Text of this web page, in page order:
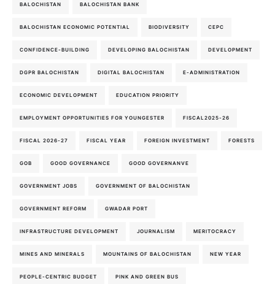
BALOCHISTAN BALOCHISTAN BANK
BALOCHISTAN ECONOMIC POTENTIAL BIODIVERSITY CEPC
CONFIDENCE-BUILDING DEVELOPING BALOCHISTAN DEVELOPMENT
DGPR BALOCHISTAN DIGITAL BALOCHISTAN E-ADMINISTRATION
ECONOMIC DEVELOPMENT EDUCATION PRIORITY
EMPLOYMENT OPPORTUNITIES FOR YOUNGESTER FISCAL2025-26
FISCAL 2026-27 FISCAL YEAR FOREIGN INVESTMENT FORESTS
GOB GOOD GOVERNANCE GOOD GOVERNANVE
GOVERNMENT JOBS GOVERNMENT OF BALOCHISTAN
GOVERNMENT REFORM GWADAR PORT
INFRASTRUCTURE DEVELOPMENT JOURNALISM MERITOCRACY
MINES AND MINERALS MOUNTAINS OF BALOCHISTAN NEW YEAR
PEOPLE-CENTRIC BUDGET PINK AND GREEN BUS